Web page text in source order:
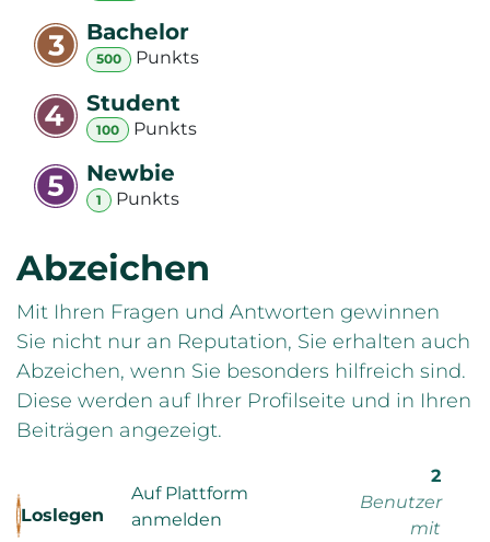
Bachelor
500 Punkts
Student
100 Punkts
Newbie
1 Punkts
Abzeichen
Mit Ihren Fragen und Antworten gewinnen
Sie nicht nur an Reputation, Sie erhalten auch
Abzeichen, wenn Sie besonders hilfreich sind.
Diese werden auf Ihrer Profilseite und in Ihren
Beiträgen angezeigt.
Loslegen
Auf Plattform
anmelden
2
Benutzer
mit